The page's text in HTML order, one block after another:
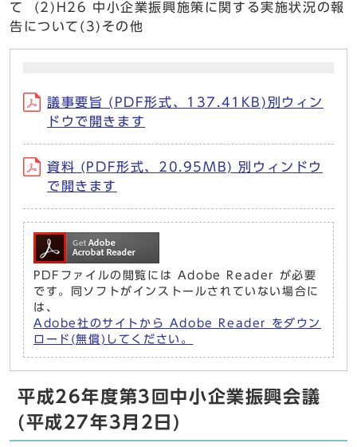
て (2)H26 中小企業振興施策に関する実施状況の報
告について(3)その他
議事要旨 (PDF形式、137.41KB)別ウィン
ドウで開きます
資料 (PDF形式、20.95MB) 別ウィンドウ
で開きます
PDFファイルの閲覧には Adobe Reader が必要
です。同ソフトがインストールされていない場合に
は、
Adobe社のサイトから Adobe Reader をダウン
ロード(無償)してください。
平成26年度第3回中小企業振興会議
(平成27年3月2日)